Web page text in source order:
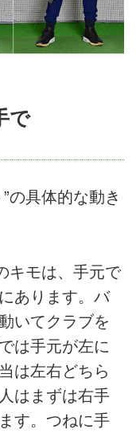
で
の具体的な動き
キモは、手元で
あります。バ
いてクラブを
は手元が左に
は左右どちら
はまずは右手
す。つねに手